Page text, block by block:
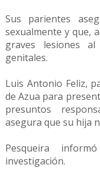
Sus parientes
sexualmente y que,
graves lesiones
genitales.
Luis Antonio Feliz,
de Azua para
presuntos
asegura que su hija
Pesqueira
investigación.